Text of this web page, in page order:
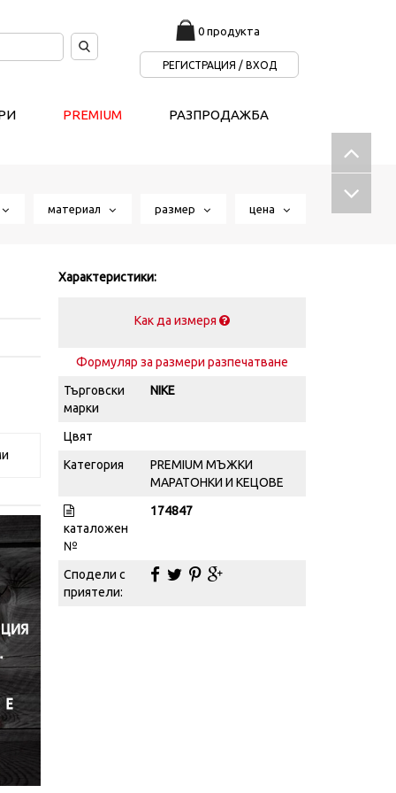
0 продукта
РЕГИСТРАЦИЯ / ВХОД
PREMIUM РАЗПРОДАЖБА
материал размер цена
Характеристики:
Как да измеря
Формуляр за размери разпечатване
Търговски
марки
NIKE
Цвят
Категория
PREMIUM МЪЖКИ
МАРАТОНКИ И КЕЦОВЕ
каталожен
№
174847
Сподели с
приятели: